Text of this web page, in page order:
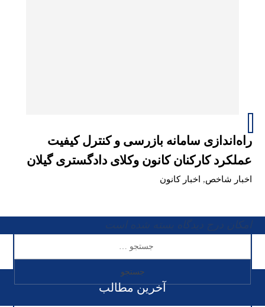
راه‌اندازی سامانه بازرسی و کنترل کیفیت
عملکرد کارکنان کانون وکلای دادگستری گیلان
اخبار شاخص, اخبار کانون
آخرین مطالب